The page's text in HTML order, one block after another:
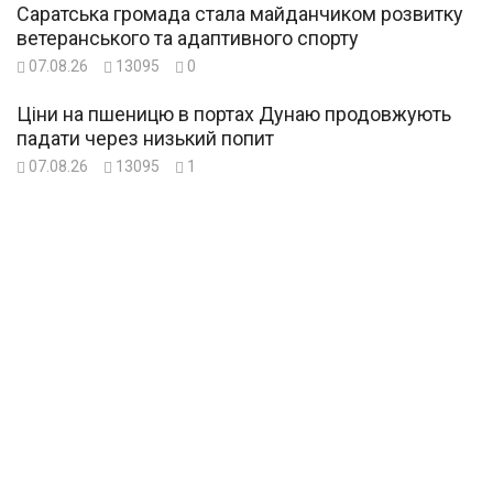
Саратська громада стала майданчиком розвитку
ветеранського та адаптивного спорту
07.08.26 13095 0
Ціни на пшеницю в портах Дунаю продовжують
падати через низький попит
07.08.26 13095 1